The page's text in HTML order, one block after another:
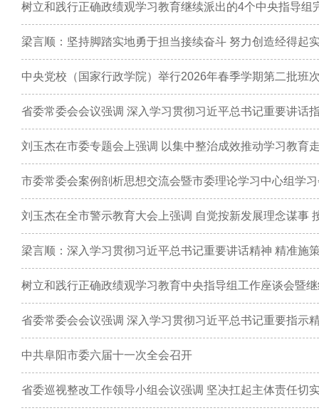
树立和践行正确政绩观学习教育继续派出的4个中央指导组
梁言顺：坚持脚踏实地勇于担当接续奋斗 努力创造经得起
中央党校（国家行政学院）举行2026年春季学期第二批班
市委常委会案例剖析思想交流会暨市委理论学习中心组学
梁言顺：深入学习贯彻习近平总书记重要讲话精神 精准施
树立和践行正确政绩观学习教育中央指导组工作座谈会暨
中共阜阳市委六届十一次全会召开